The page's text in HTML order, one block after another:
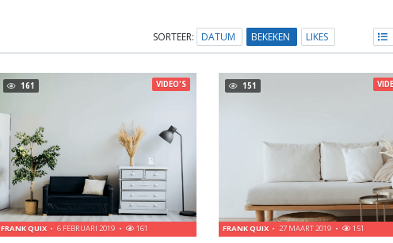
SORTEER: DATUM BEKEKEN LIKES
161
FRANK QUIX 6 FEBRUARI 2019 161
VIDEO'S 151
FRANK QUIX 27 MAART 2019 151